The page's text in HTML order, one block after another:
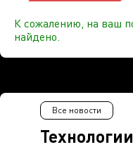
К сожалению, на ваш
найдено.
Все новости